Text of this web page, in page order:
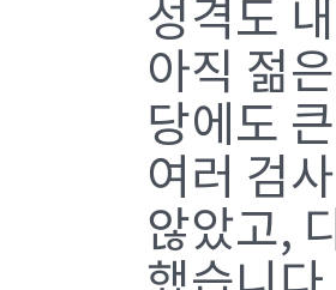
성격도
아직 젊
당에도
여러 검
않았고,